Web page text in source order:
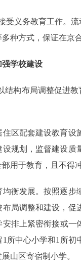
义务教育工作。流
种方式，保证在京
学校建设
构布局调整促进教
配套建设教育设
规划，监督建设
用于教育，且不得
发展。按照逐步
局调整和建设，
排上紧密衔接或一
所中心小学和1所
山区寄宿制小学。